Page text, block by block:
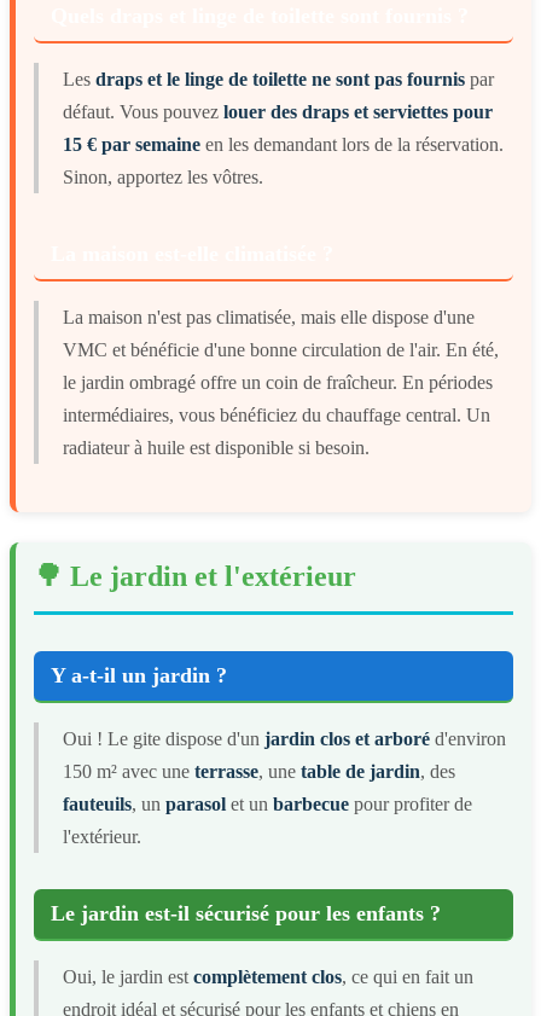
Les draps et le linge de toilette ne sont pas fournis par
défaut. Vous pouvez louer des draps et serviettes pour
15 € par semaine en les demandant lors de la réservation.
Sinon, apportez les vôtres.
La maison n'est pas climatisée, mais elle dispose d'une
VMC et bénéficie d'une bonne circulation de l'air. En été,
le jardin ombragé offre un coin de fraîcheur. En périodes
intermédiaires, vous bénéficiez du chauffage central. Un
radiateur à huile est disponible si besoin.
🌳 Le jardin et l'extérieur
Y a-t-il un jardin ?
Oui ! Le gite dispose d'un jardin clos et arboré d'environ
150 m² avec une terrasse, une table de jardin, des
fauteuils, un parasol et un barbecue pour profiter de
l'extérieur.
Le jardin est-il sécurisé pour les enfants ?
Oui, le jardin est complètement clos, ce qui en fait un
endroit idéal et sécurisé pour les enfants et chiens en